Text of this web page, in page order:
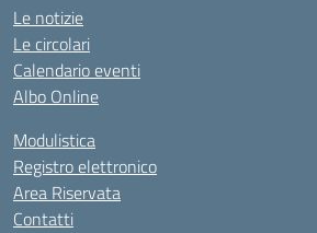
Le notizie
Le circolari
Calendario eventi
Albo Online
Modulistica
Registro elettronico
Area Riservata
Contatti